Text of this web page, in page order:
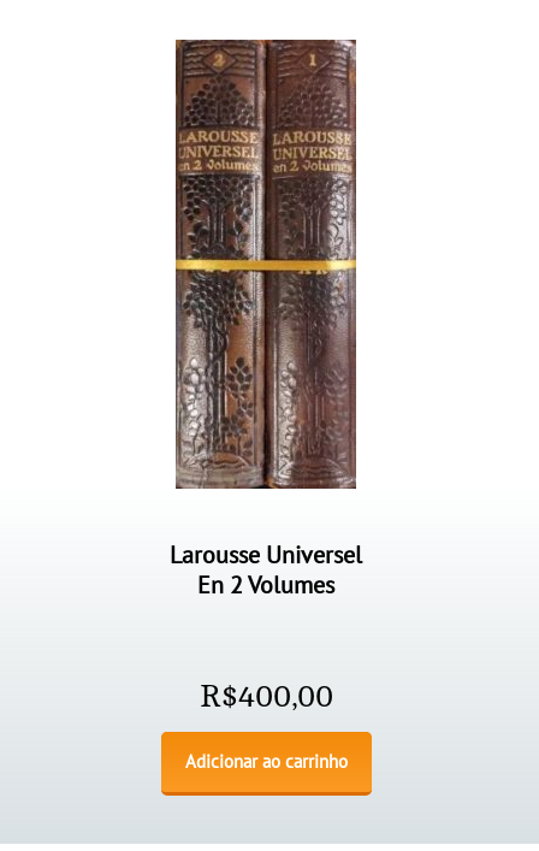
Larousse Universel
En 2 Volumes
R$400,00
Adicionar ao carrinho